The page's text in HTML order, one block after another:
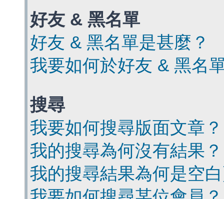
好友 & 黑名單
好友 & 黑名單是甚麼？
我要如何於好友 & 黑名
搜尋
我要如何搜尋版面文章？
我的搜尋為何沒有結果？
我的搜尋結果為何是空